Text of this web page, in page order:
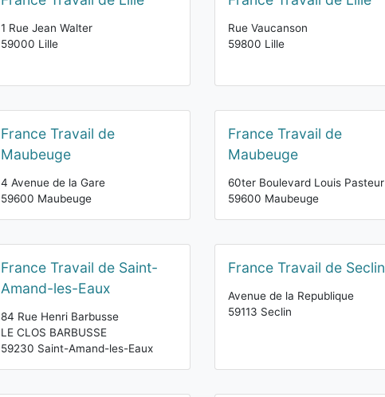
1 Rue Jean Walter
59000 Lille
Rue Vaucanson
59800 Lille
France Travail de
Maubeuge
4 Avenue de la Gare
59600 Maubeuge
France Travail de
Maubeuge
60ter Boulevard Louis Pasteur
59600 Maubeuge
France Travail de Saint-
Amand-les-Eaux
84 Rue Henri Barbusse
LE CLOS BARBUSSE
59230 Saint-Amand-les-Eaux
France Travail de Seclin
Avenue de la Republique
59113 Seclin